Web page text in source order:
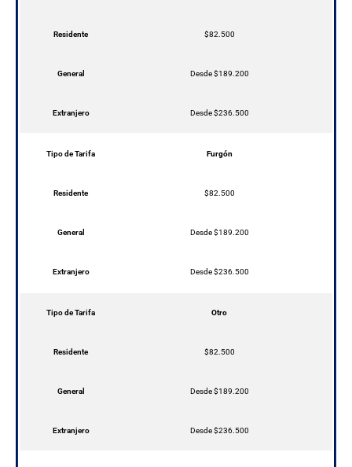
Residente $82.500
General Desde $189.200
Extranjero Desde $236.500
Tipo de Tarifa Furgón
Residente $82.500
General Desde $189.200
Extranjero Desde $236.500
Tipo de Tarifa Otro
Residente $82.500
General Desde $189.200
Extranjero Desde $236.500